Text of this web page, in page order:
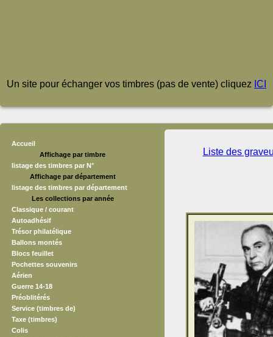
Un site pour échanger vos timbres (pas de vente) cliquez ICI
Accueil
Affichage par timbre
listage des timbres par N°
Affichage par département
listage des timbres par département
Les collections par année
Classique / courant
Autoadhésif
Trésor philatélique
Ballons montés
Blocs feuillet
Pochettes souvenirs
Aérien
Guerre 14-18
Préoblitérés
Service (timbres de)
Taxe (timbres)
Colis
Liste des